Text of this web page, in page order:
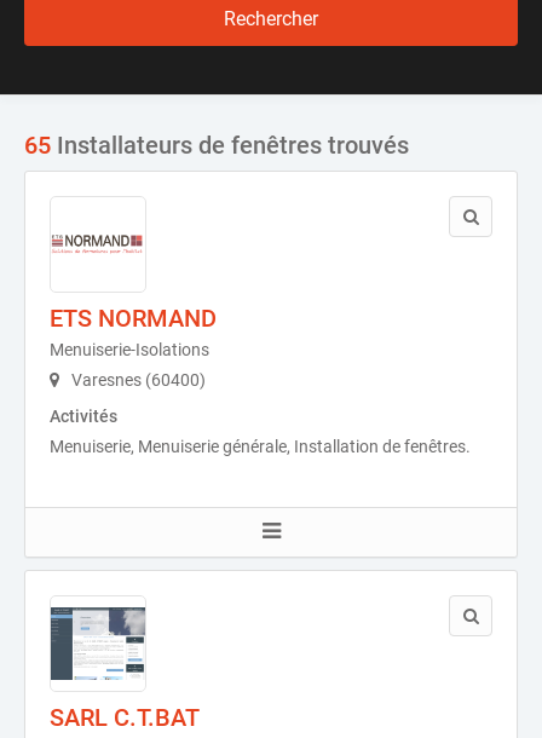
Rechercher
65 Installateurs de fenêtres trouvés
ETS NORMAND
Menuiserie-Isolations
Varesnes (60400)
Activités
Menuiserie, Menuiserie générale, Installation de fenêtres.
SARL C.T.BAT